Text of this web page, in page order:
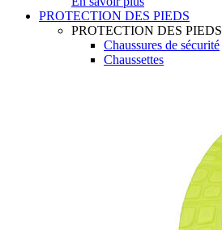
PROTECTION DES PIEDS
PROTECTION DES PIEDS
Chaussures de sécurité
Chaussettes